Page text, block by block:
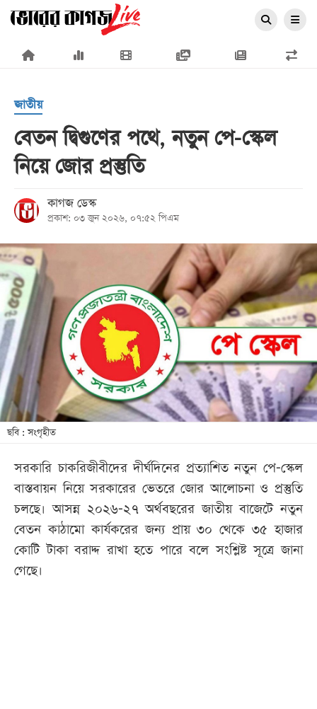
×
প্রচ্ছদ
জাতীয়
রাজনীতি
অর্থনীতি
আন্তর্জাতিক
সারাদেশ
খেলা
বিনোদন
লাইফ
স্টাইল
শিক্ষা
সব
বিভাগ
ছবি
জাতীয়
বেতন দ্বিগুণের পথে, নতুন পে-স্কেল
নিয়ে জোর প্রস্তুতি
কাগজ ডেস্ক
প্রকাশ: ০৩ জুন ২০২৬, ০৭:৫২ পিএম
ছবি : সংগৃহীত
সরকারি চাকরিজীবীদের দীর্ঘদিনের প্রত্যাশিত নতুন পে-স্কেল
বাস্তবায়ন নিয়ে সরকারের ভেতরে জোর আলোচনা ও প্রস্তুতি
চলছে। আসন্ন ২০২৬-২৭ অর্থবছরের জাতীয় বাজেটে নতুন
বেতন কাঠামো কার্যকরের জন্য প্রায় ৩০ থেকে ৩৫ হাজার
কোটি টাকা বরাদ্দ রাখা হতে পারে বলে সংশ্লিষ্ট সূত্রে জানা
গেছে।